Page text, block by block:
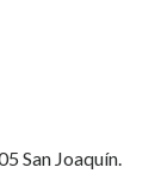
San Joaquín.